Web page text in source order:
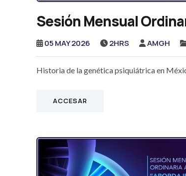
Sesión Mensual
05 MAY 2026 2HRS AMGH
Historia de la genética psiquiátrica en
ACCESAR